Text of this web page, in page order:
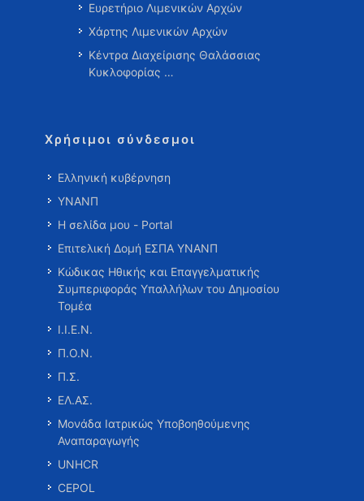
Ευρετήριο Λιμενικών Αρχών
Χάρτης Λιμενικών Αρχών
Κέντρα Διαχείρισης Θαλάσσιας
Κυκλοφορίας …
Χρήσιμοι σύνδεσμοι
Ελληνική κυβέρνηση
ΥΝΑΝΠ
Η σελίδα μου - Portal
Επιτελική Δομή ΕΣΠΑ ΥΝΑΝΠ
Κώδικας Ηθικής και Επαγγελματικής
Συμπεριφοράς Υπαλλήλων του Δημοσίου
Τομέα
Ι.Ι.Ε.Ν.
Π.Ο.Ν.
Π.Σ.
ΕΛ.ΑΣ.
Μονάδα Ιατρικώς Υποβοηθούμενης
Αναπαραγωγής
UNHCR
CEPOL